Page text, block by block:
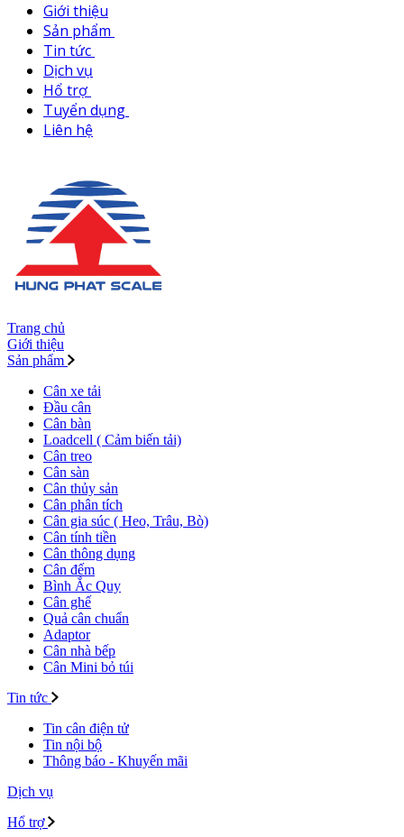
Giới thiệu
Sản phẩm
Tin tức
Dịch vụ
Hổ trợ
Tuyển dụng
Liên hệ
Trang chủ
Giới thiệu
Sản phẩm
Cân xe tải
Đầu cân
Cân bàn
Loadcell ( Cảm biến tải)
Cân treo
Cân sàn
Cân thủy sản
Cân phân tích
Cân gia súc ( Heo, Trâu, Bò)
Cân tính tiền
Cân thông dụng
Cân đếm
Bình Ắc Quy
Cân ghế
Quả cân chuẩn
Adaptor
Cân nhà bếp
Cân Mini bỏ túi
Tin tức
Tin cân điện tử
Tin nội bộ
Thông báo - Khuyến mãi
Dịch vụ
Hổ trợ